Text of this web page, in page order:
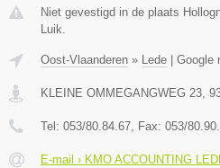
Niet gevestigd in de plaats
Luik.
Oost-Vlaanderen » Lede Google
KLEINE OMMEGANGWEG 23,
Tel: 053/80.84.67, Fax: 053/
E-mail › KMO ACCOUNTING